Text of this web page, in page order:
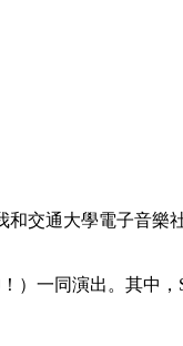
和交通大學電子音樂
）一同演出。其中，